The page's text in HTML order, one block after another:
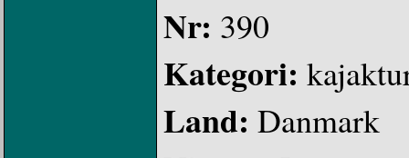
Nr: 390
Kategori:
Land: Danmark